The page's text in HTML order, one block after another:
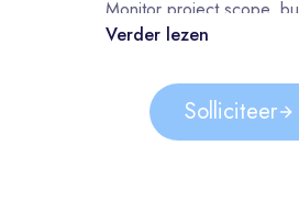
Monitor project scope,
timelines and deliverables;
warehouse automation
handling processes.
Bachelor’s or Master’s
Verder lezen
Solliciteer